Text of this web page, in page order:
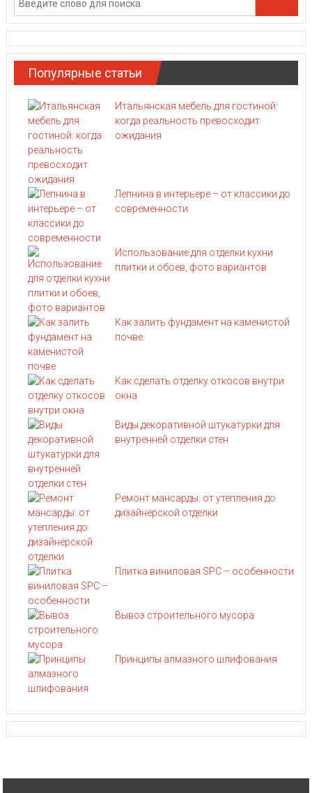
Популярные статьи
Итальянская мебель для гостиной:
когда реальность превосходит
ожидания
Лепнина в интерьере – от классики до
современности
Использование для отделки кухни
плитки и обоев, фото вариантов
Как залить фундамент на каменистой
почве
Как сделать отделку откосов внутри
окна
Виды декоративной штукатурки для
внутренней отделки стен
Ремонт мансарды: от утепления до
дизайнерской отделки
Плитка виниловая SPC – особенности
Вывоз строительного мусора
Принципы алмазного шлифования